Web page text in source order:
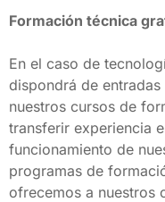
Formación técnica
En el caso de
dispondrá de
nuestros cursos de
transferir experiencia
funcionamiento de
programas de
ofrecemos a nuestros